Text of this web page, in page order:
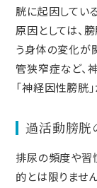
胱に起因してい
原因としては、
う身体の変化が
管狭窄症など、
「神経因性膀胱
過活動膀胱
排尿の頻度や習
的とは限りませ